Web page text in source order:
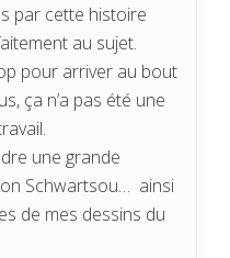
par cette histoire
au sujet.
pour arriver au bout
ça n’a pas été une
une grande
Schwartsou… ainsi
de mes dessins du